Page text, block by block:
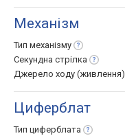
Механізм
Тип механізму
Секундна стрілка
Джерело ходу (живлення)
Циферблат
Тип циферблата